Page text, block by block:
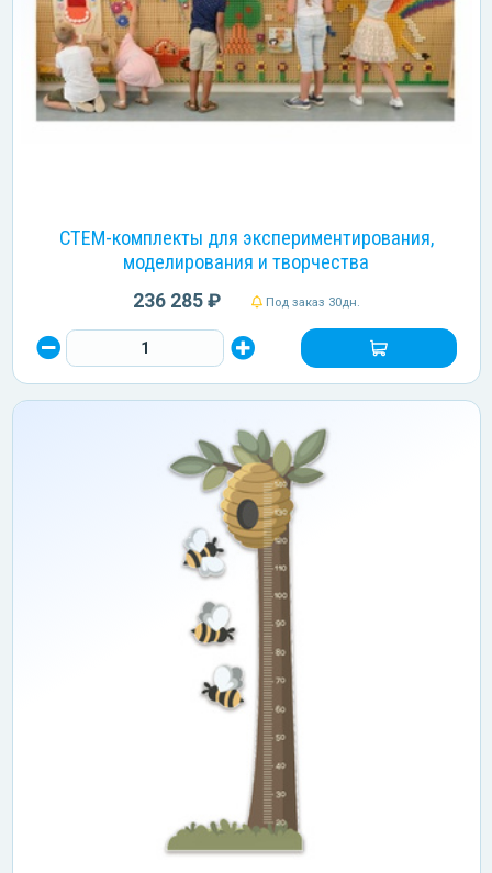
СТЕМ-комплекты для экспериментирования,
моделирования и творчества
236 285 ₽ Под заказ 30дн.